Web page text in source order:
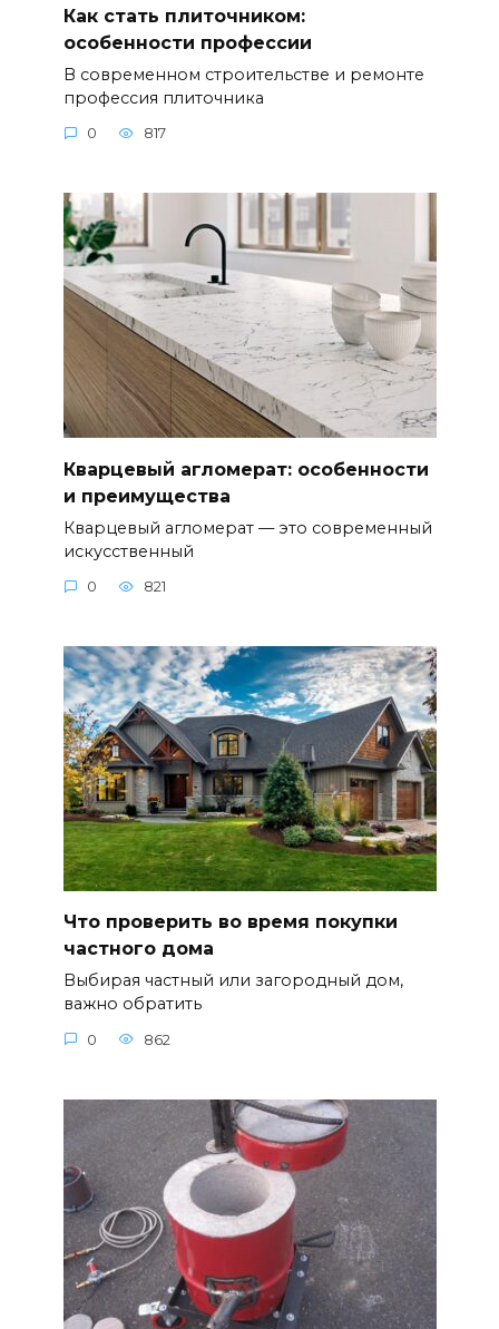
Как стать плиточником:
особенности профессии
В современном строительстве и ремонте
профессия плиточника
0 817
Кварцевый агломерат: особенности
и преимущества
Кварцевый агломерат — это современный
искусственный
0 821
Что проверить во время покупки
частного дома
Выбирая частный или загородный дом,
важно обратить
0 862